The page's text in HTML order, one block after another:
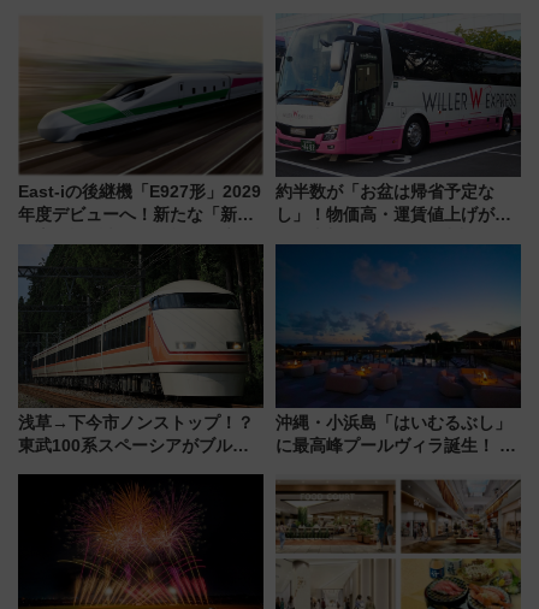
East-iの後継機「E927形」2029
年度デビューへ！新たな「新幹
説【JR東日本】
約半数が「お盆は帰省予定な
し」！物価高・運賃値上げが財
りたいけど……【WILLER お盆
浅草→下今市ノンストップ！？
東武100系スペーシアがブルー
ー当時の停車駅」を再現 運転
時刻や特急券の買い方を紹介
沖縄・小浜島「はいむるぶし」
に最高峰プールヴィラ誕生！ 石
美旅「何もしない贅沢」を体験
してみない？